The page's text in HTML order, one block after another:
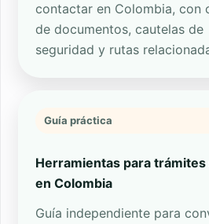
contactar en Colombia, con
de documentos, cautelas de
seguridad y rutas
Guía práctica
Herramientas para trámites
en Colombia
Guía independiente para